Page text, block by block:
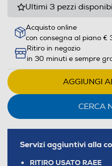
Ultimi 3 pezzi
Acquisto online
con consegna al piano €
Ritiro in negozio
in 30 minuti e sempre
AGGIUNGI
CERCA
Servizi aggiuntivi alla
RITIRO USATO RAEE